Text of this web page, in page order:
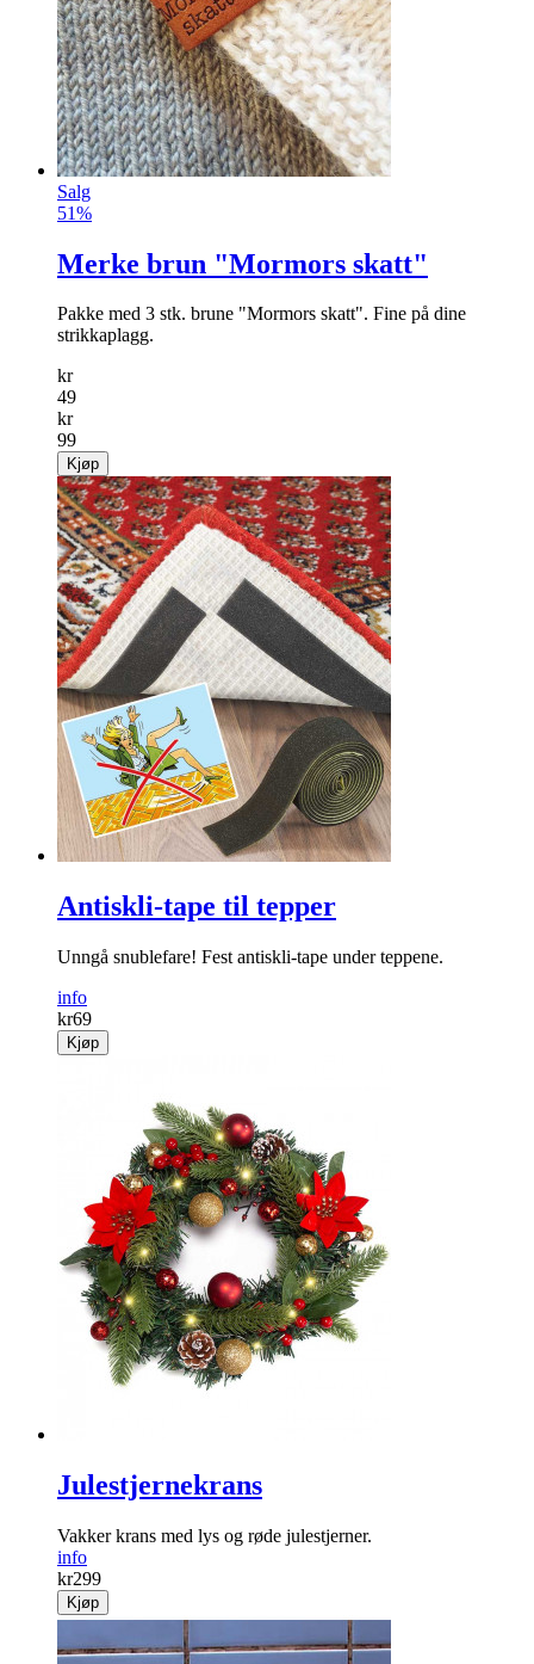
Salg
51%
Merke brun "Mormors skatt"
Pakke med 3 stk. brune "Mormors skatt". Fine på dine
strikkaplagg.
kr
49
kr
99
Kjøp
Antiskli-tape til tepper
Unngå snublefare! Fest antiskli-tape under ­teppene.
info
kr69
Kjøp
Julestjernekrans
Vakker krans med lys og røde jule­stjerner.
info
kr299
Kjøp